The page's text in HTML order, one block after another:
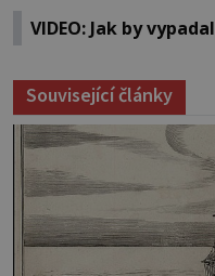
VIDEO: Jak by
Související články